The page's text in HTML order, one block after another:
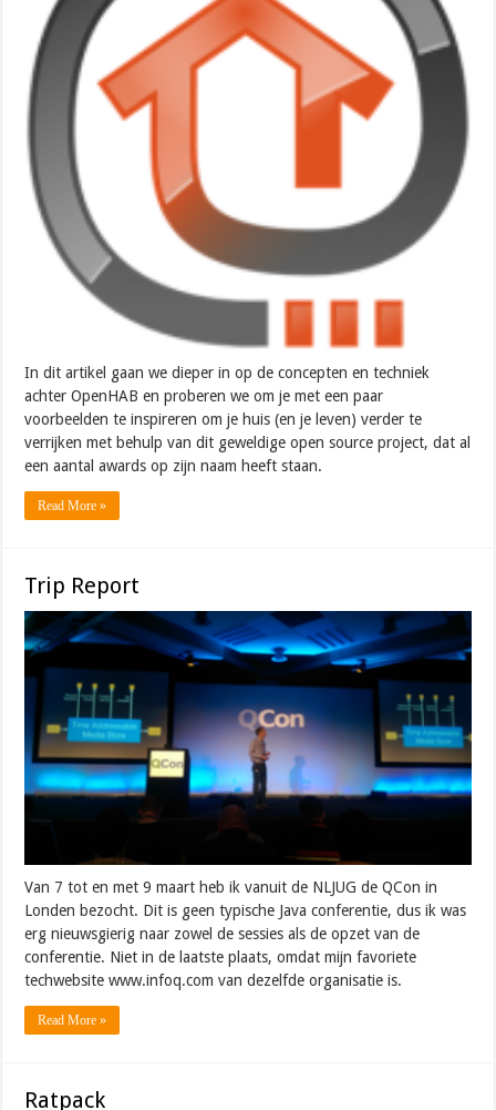
In dit artikel gaan we dieper in op de concepten en techniek
achter OpenHAB en proberen we om je met een paar
voorbeelden te inspireren om je huis (en je leven) verder te
verrijken met behulp van dit geweldige open source project, dat al
een aantal awards op zijn naam heeft staan.
Read More »
Trip Report
Van 7 tot en met 9 maart heb ik vanuit de NLJUG de QCon in
Londen bezocht. Dit is geen typische Java conferentie, dus ik was
erg nieuwsgierig naar zowel de sessies als de opzet van de
conferentie. Niet in de laatste plaats, omdat mijn favoriete
techwebsite www.infoq.com van dezelfde organisatie is.
Read More »
Ratpack